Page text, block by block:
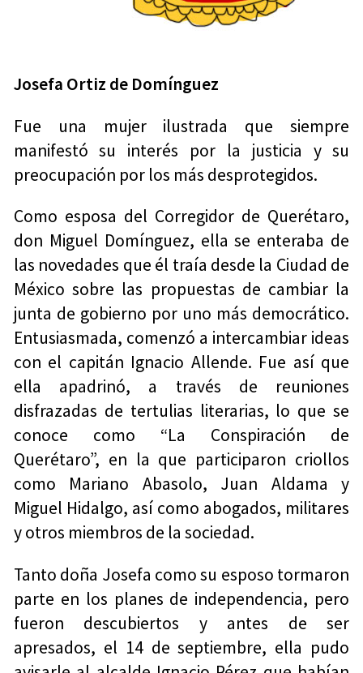
Josefa Ortiz de Domínguez
Fue una mujer ilustrada que siempre
manifestó su interés por la justicia y su
preocupación por los más desprotegidos.
Como esposa del Corregidor de Querétaro,
don Miguel Domínguez, ella se enteraba de
las novedades que él traía desde la Ciudad de
México sobre las propuestas de cambiar la
junta de gobierno por uno más democrático.
Entusiasmada, comenzó a intercambiar ideas
con el capitán Ignacio Allende. Fue así que
ella apadrinó, a través de reuniones
disfrazadas de tertulias literarias, lo que se
conoce como “La Conspiración de
Querétaro”, en la que participaron criollos
como Mariano Abasolo, Juan Aldama y
Miguel Hidalgo, así como abogados, militares
y otros miembros de la sociedad.
Tanto doña Josefa como su esposo tormaron
parte en los planes de independencia, pero
fueron descubiertos y antes de ser
apresados, el 14 de septiembre, ella pudo